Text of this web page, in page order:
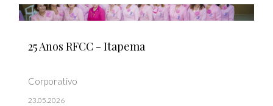
25 Anos RFCC - Itapema
Corporativo
23.05.2026